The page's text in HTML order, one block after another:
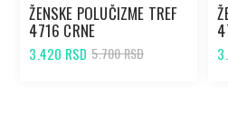
ŽENSKE POLUČIZME TREF
4716 CRNE
3.420 RSD 5.700 RSD